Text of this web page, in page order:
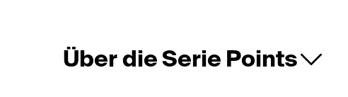
Über die Serie Points